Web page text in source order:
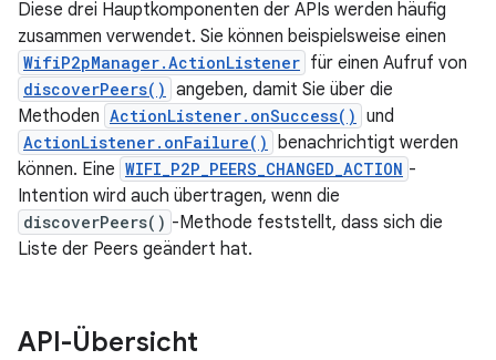
Diese drei Hauptkomponenten der APIs werden häufig
zusammen verwendet. Sie können beispielsweise einen
WifiP2pManager.ActionListener für einen Aufruf von
discoverPeers() angeben, damit Sie über die
Methoden ActionListener.onSuccess() und
ActionListener.onFailure() benachrichtigt werden
können. Eine WIFI_P2P_PEERS_CHANGED_ACTION -
Intention wird auch übertragen, wenn die
discoverPeers() -Methode feststellt, dass sich die
Liste der Peers geändert hat.
API-Übersicht